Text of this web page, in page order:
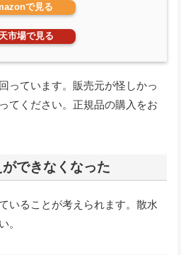
で見る
市場で見る
っています。販売元が怪しかっ
てください。正規品の購入をお
できなくなった
いることが考えられます。散水
。